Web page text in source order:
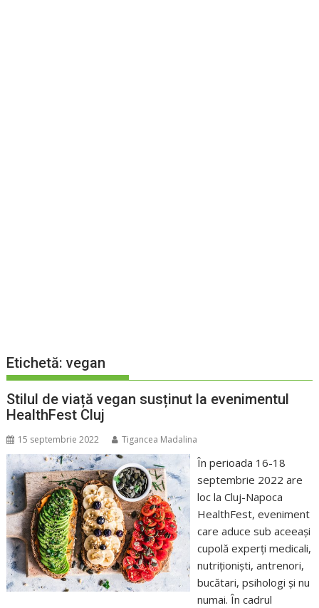
Etichetă:vegan
Stilul de viață vegan susținut la evenimentul
HealthFest Cluj
15 septembrie 2022 Tigancea Madalina
În perioada 16-18
septembrie 2022 are
loc la Cluj-Napoca
HealthFest, eveniment
care aduce sub aceeași
cupolă experți medicali,
nutriționiști, antrenori,
bucătari, psihologi și nu
numai. În cadrul